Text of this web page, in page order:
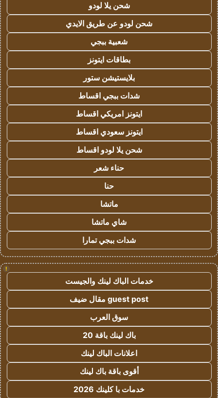
شحن يلا لودو
شحن لودو عن طريق الايدي
شعبية ببجي
بطاقات ايتونز
بلايستيشن ستور
شدات ببجي اقساط
ايتونز امريكي اقساط
ايتونز سعودي اقساط
شحن يلا لودو اقساط
حناء شعر
حنا
ماتشا
شاي ماتشا
شدات ببجي تمارا
!
خدمات الباك لينك والجيست
guest post مقال ضيف
سوق العرب
باك لينك باقة 20
اعلانات الباك لينك
أقوى باقة باك لينك
خدمات با كلينك 2026